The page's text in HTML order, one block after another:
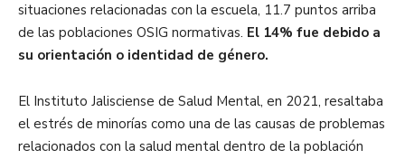
situaciones relacionadas con la escuela, 11.7 puntos arriba
de las poblaciones OSIG normativas. El 14% fue debido a
su orientación o identidad de género.
El Instituto Jalisciense de Salud Mental, en 2021, resaltaba
el estrés de minorías como una de las causas de problemas
relacionados con la salud mental dentro de la población